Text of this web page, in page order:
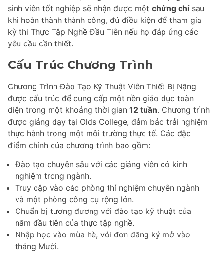
sinh viên tốt nghiệp sẽ nhận được một chứng chỉsau
khi hoàn thành thành công, đủ điều kiện để tham gia
kỳ thi Thực Tập Nghề Đầu Tiên nếu họ đáp ứng các
yêu cầu cần thiết.
Cấu Trúc Chương Trình
Chương Trình Đào Tạo Kỹ Thuật Viên Thiết Bị Nặng
được cấu trúc để cung cấp một nền giáo dục toàn
diện trong một khoảng thời gian 12 tuần. Chương trình
được giảng dạy tại Olds College, đảm bảo trải nghiệm
thực hành trong một môi trường thực tế. Các đặc
điểm chính của chương trình bao gồm:
Đào tạo chuyên sâu với các giảng viên có kinh
nghiệm trong ngành.
Truy cập vào các phòng thí nghiệm chuyên ngành
và một phòng công cụ rộng lớn.
Chuẩn bị tương đương với đào tạo kỹ thuật của
năm đầu tiên của thực tập nghề.
Nhập học vào mùa hè, với đơn đăng ký mở vào
tháng Mười.